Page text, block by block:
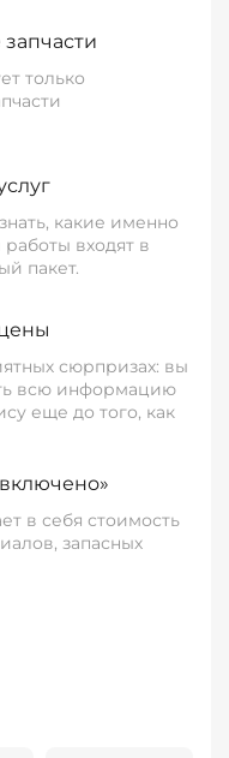
только
какие именно
входят в
пакет.
сюрпризах: вы
всю информацию
еще до того, как
в себя стоимость
запасных